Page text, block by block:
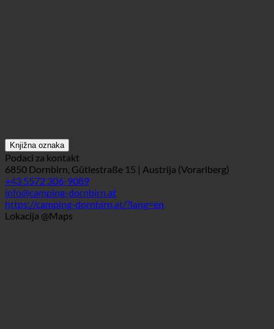
Knjižna oznaka
Podaci za kontakt
6850 Dornbirn, Gütlestraße 15 | Austrija (Vorarlberg)
+43 5572 306-9089
info@camping-dornbirn.at